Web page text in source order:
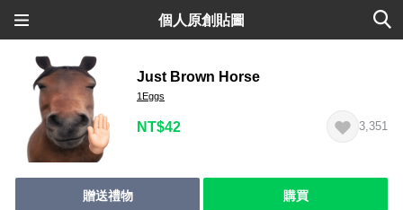
個人原創貼圖
Just Brown Horse
1Eggs
NT$42 3,351
贈送禮物 購買